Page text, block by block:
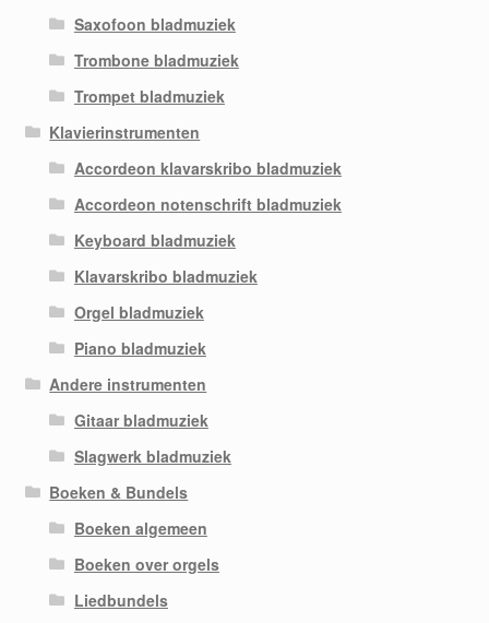
Saxofoon bladmuziek
Trombone bladmuziek
Trompet bladmuziek
Klavierinstrumenten
Accordeon klavarskribo bladmuziek
Accordeon notenschrift bladmuziek
Keyboard bladmuziek
Klavarskribo bladmuziek
Orgel bladmuziek
Piano bladmuziek
Andere instrumenten
Gitaar bladmuziek
Slagwerk bladmuziek
Boeken & Bundels
Boeken algemeen
Boeken over orgels
Liedbundels